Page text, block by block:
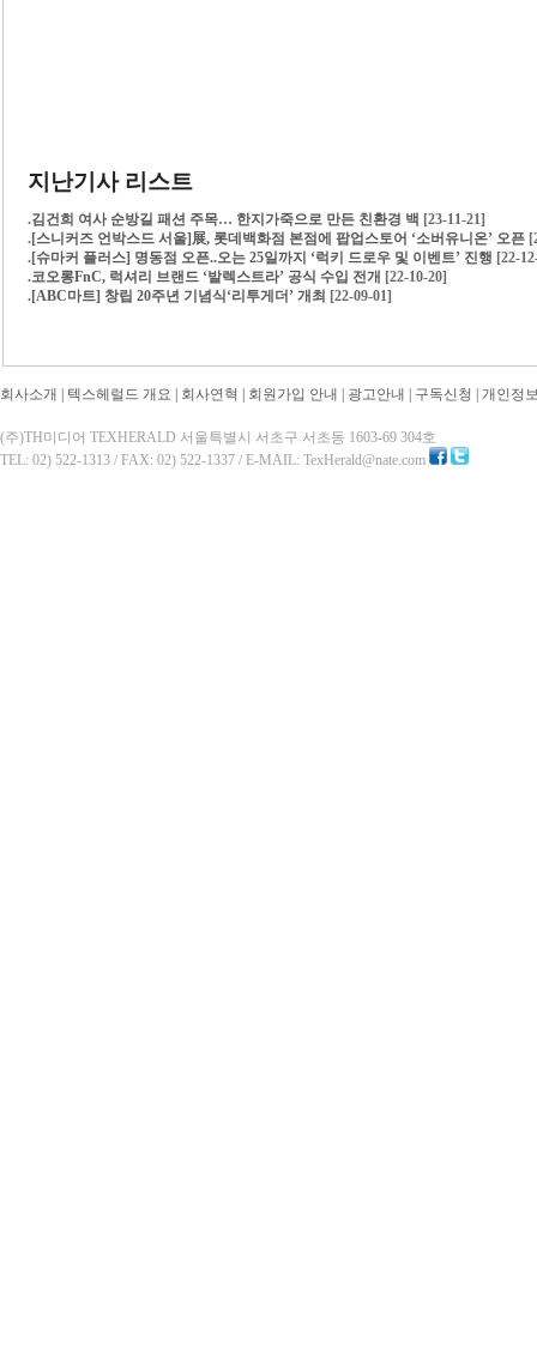
지난기사 리스트
.김건희 여사 순방길 패션 주목… 한지가죽으로 만든 친환경 백 [23-11-21]
.[스니커즈 언박스드 서울]展, 롯데백화점 본점에 팝업스토어 ‘소버유니온’ 오픈
.[슈마커 플러스] 명동점 오픈..오는 25일까지 ‘럭키 드로우 및 이벤트’ 진행 [22-
.코오롱FnC, 럭셔리 브랜드 ‘발렉스트라’ 공식 수입 전개 [22-10-20]
.[ABC마트] 창립 20주년 기념식‘리투게더’ 개최 [22-09-01]
회사소개 텍스헤럴드 개요 회사연혁 회원가입 안내 광고안내 구독신청 개인정
(주)TH미디어 TEXHERALD 서울특별시 서초구 서초동 1603-69 304호
TEL: 02) 522-1313 / FAX: 02) 522-1337 / E-MAIL: TexHerald@nate.com